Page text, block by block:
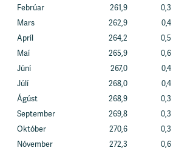
Febrúar
261,9 0,3
Mars
262,9 0,4
Apríl
264,2 0,5
Maí
265,9 0,6
Júní
267,0 0,4
Júlí
268,0 0,4
Ágúst
268,9 0,3
September
269,8 0,3
Október
270,6 0,3
Nóvember
272,3 0,6